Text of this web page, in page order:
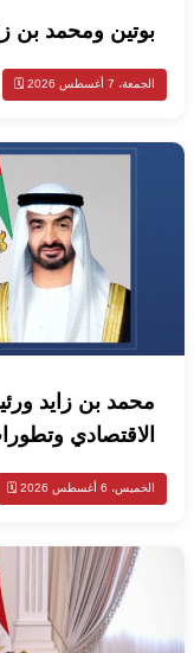
بوتين ومحمد بن
الجمعة، 7 أغسطس 2026 🗓️
محمد بن زايد
الاقتصادي
الخميس، 6 أغسطس 2026 🗓️